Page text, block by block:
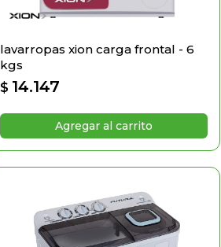
lavarropas xion carga frontal - 6
kgs
$ 14.147